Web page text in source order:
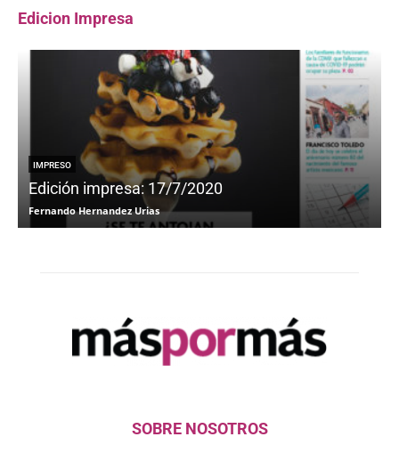
Edicion Impresa
IMPRESO
Edición impresa: 17/7/2020
Fernando Hernandez Urias
SOBRE NOSOTROS